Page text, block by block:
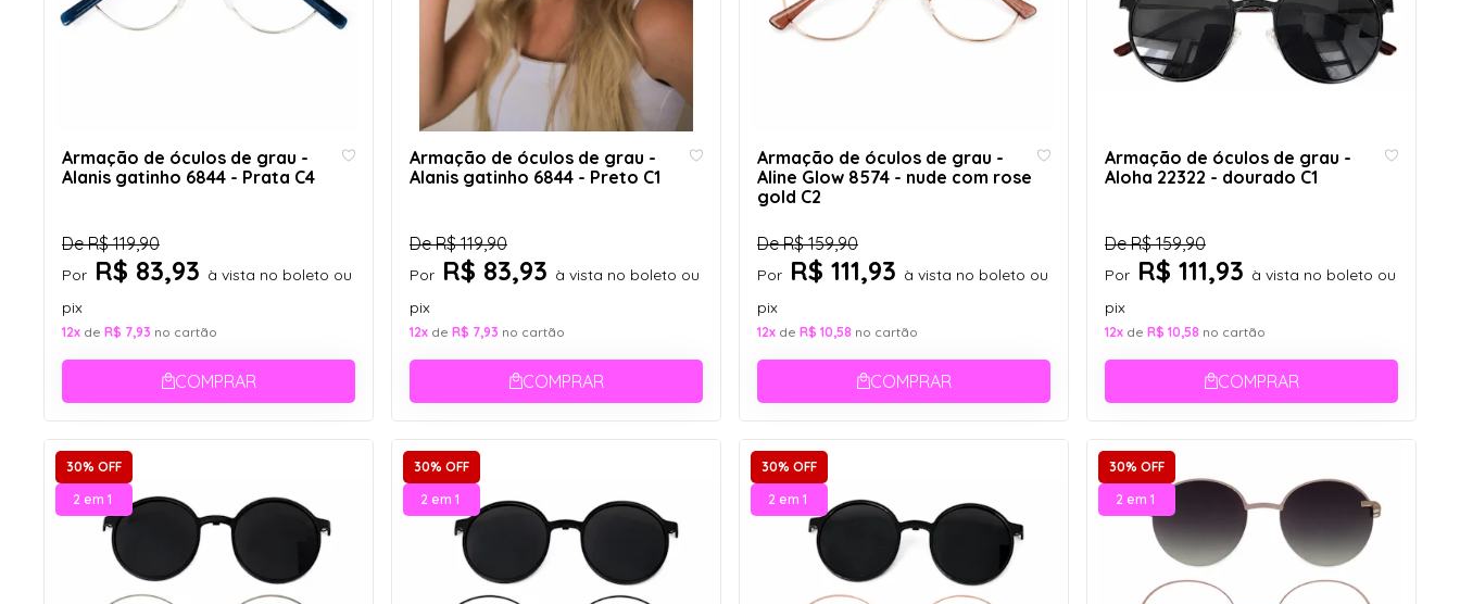
Armação de óculos de grau -
Alanis gatinho 6844 - Prata C4
DeR$ 119,90
Por R$ 83,93 à vista no boleto ou
pix
12x de R$ 7,93 no cartão
COMPRAR
Armação de óculos de grau -
Alanis gatinho 6844 - Preto C1
DeR$ 119,90
Por R$ 83,93 à vista no boleto ou
pix
12x de R$ 7,93 no cartão
COMPRAR
Armação de óculos de grau -
Aline Glow 8574 - nude com rose
gold C2
DeR$ 159,90
Por R$ 111,93 à vista no boleto ou
pix
12x de R$ 10,58 no cartão
COMPRAR
Armação de óculos de grau -
Aloha 22322 - dourado C1
DeR$ 159,90
Por R$ 111,93 à vista no boleto ou
pix
12x de R$ 10,58 no cartão
COMPRAR
30% OFF
2 em 1
30% OFF
2 em 1
30% OFF
2 em 1
30% OFF
2 em 1